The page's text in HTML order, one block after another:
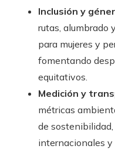
Inclusión y
rutas, alumbrado
para mujeres y
fomentando
equitativos.
Medición y
métricas
de
internacionales